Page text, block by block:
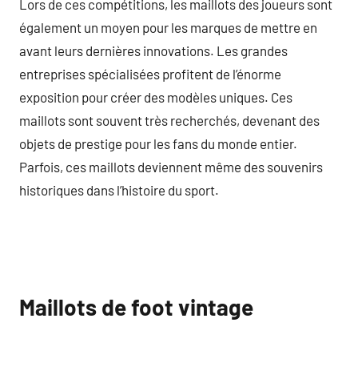
Lors de ces compétitions, les maillots des joueurs sont
également un moyen pour les marques de mettre en
avant leurs dernières innovations. Les grandes
entreprises spécialisées profitent de l’énorme
exposition pour créer des modèles uniques. Ces
maillots sont souvent très recherchés, devenant des
objets de prestige pour les fans du monde entier.
Parfois, ces maillots deviennent même des souvenirs
historiques dans l’histoire du sport.
Maillots de foot vintage